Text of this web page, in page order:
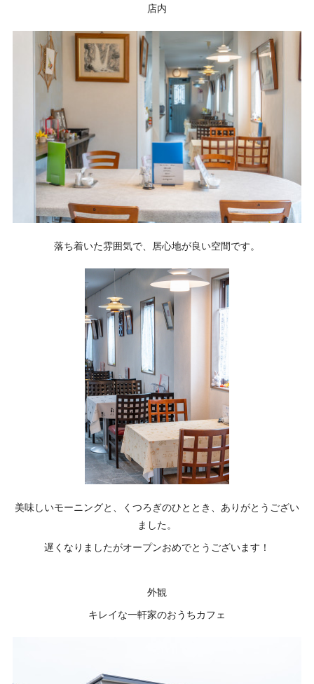
店内
落ち着いた雰囲気で、居心地が良い空間です。
美味しいモーニングと、くつろぎのひととき、ありがとうござい
ました。
遅くなりましたがオープンおめでとうございます！
外観
キレイな一軒家のおうちカフェ